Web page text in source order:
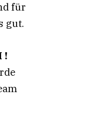
für
gut.
!